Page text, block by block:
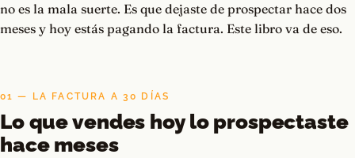
no es la mala suerte. Es que dejaste de prospectar hace dos
meses y hoy estás pagando la factura. Este libro va de eso.
01 — LA FACTURA A 30 DÍAS
Lo que vendes hoy lo prospectaste
hace meses